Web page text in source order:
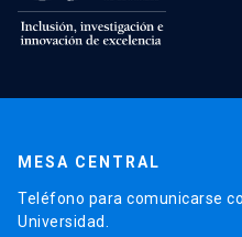
MESA CENTRAL
Teléfono para comunicarse
Universidad.